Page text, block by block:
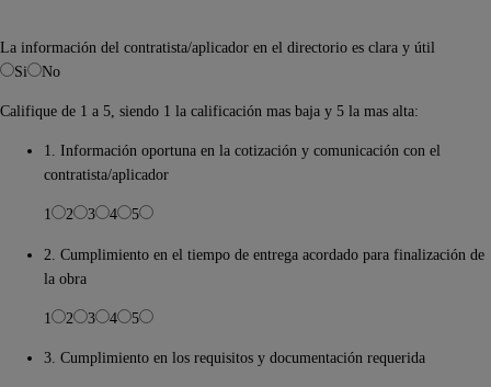
La información del contratista/aplicador en el directorio es clara y útil
Si
No
Califique de 1 a 5, siendo 1 la calificación mas baja y 5 la mas alta:
1. Información oportuna en la cotización y comunicación con el
contratista/aplicador
1 2 3 4 5
2. Cumplimiento en el tiempo de entrega acordado para finalización de
la obra
1 2 3 4 5
3. Cumplimiento en los requisitos y documentación requerida